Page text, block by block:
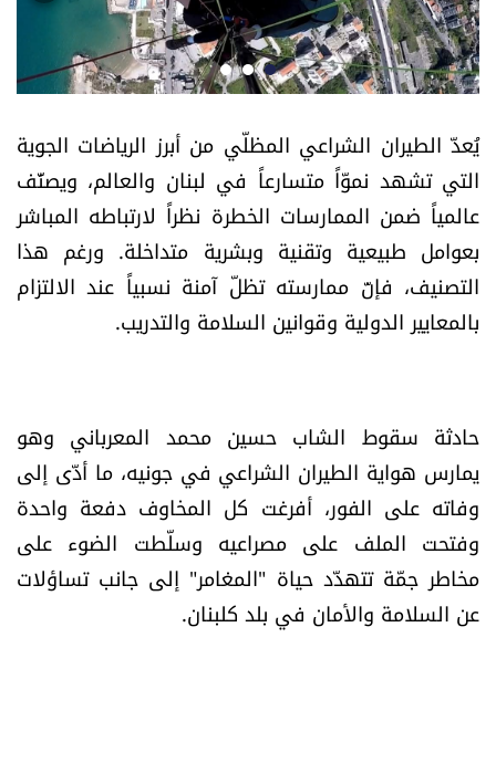
نداء القرّاء
كتّابنا
تحت المجهر
آراء
العالم
الصحافة الإسرائيلية
ثقافة وفنون
فصل من كتاب
يُعدّ الطيران الشراعي المظلّي من أبرز الرياضات الجوية
التي تشهد نموّاً متسارعاً في لبنان والعالم، ويصنَّف
عالمياً ضمن الممارسات الخطرة نظراً لارتباطه المباشر
بعوامل طبيعية وتقنية وبشرية متداخلة. ورغم هذا
التصنيف، فإنّ ممارسته تظلّ آمنة نسبياً عند الالتزام
بالمعايير الدولية وقوانين السلامة والتدريب.
حادثة سقوط الشاب حسين محمد المعرباني وهو
يمارس هواية الطيران الشراعي في جونيه، ما أدّى إلى
وفاته على الفور، أفرغت كل المخاوف دفعة واحدة
وفتحت الملف على مصراعيه وسلّطت الضوء على
مخاطر جمّة تتهدّد حياة "المغامر" إلى جانب تساؤلات
عن السلامة والأمان في بلد كلبنان.